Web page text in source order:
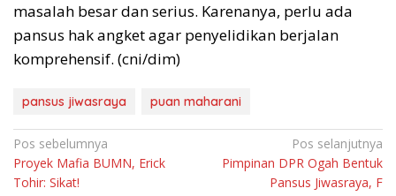
masalah besar dan serius. Karenanya, perlu ada
pansus hak angket agar penyelidikan berjalan
komprehensif. (cni/dim)
pansus jiwasraya puan maharani
Navigasi
pos
Pos sebelumnya
Proyek Mafia BUMN, Erick
Tohir: Sikat!
Pos selanjutnya
Pimpinan DPR Ogah Bentuk
Pansus Jiwasraya, F